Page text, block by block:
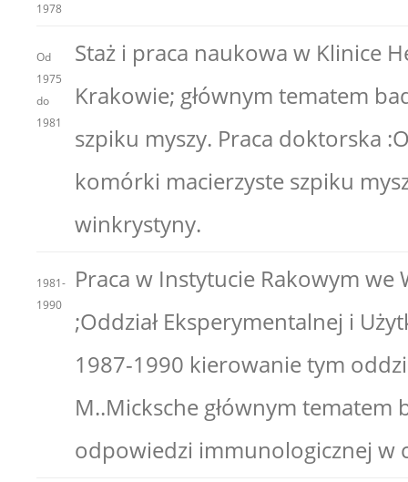
1978
Od
1975
do
1981
Staż i praca naukowa w Klinice
Krakowie; głównym tematem
szpiku myszy. Praca doktorska
komórki macierzyste szpiku
winkrystyny.
1981-
1990
Praca w Instytucie Rakowym
;Oddział Eksperymentalnej i
1987-1990 kierowanie tym
M..Micksche głównym
odpowiedzi immunologicznej